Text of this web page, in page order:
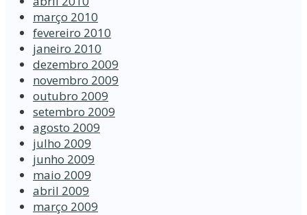
março 2010
fevereiro 2010
janeiro 2010
dezembro 2009
novembro 2009
outubro 2009
setembro 2009
agosto 2009
julho 2009
junho 2009
maio 2009
abril 2009
março 2009